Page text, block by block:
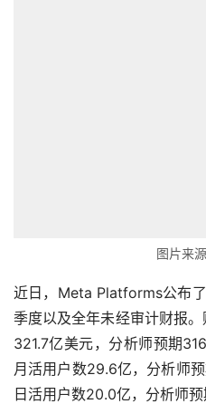
图片来
近日，Meta Platforms公布
季度以及全年未经审计财报
321.7亿美元，分析师预期
月活用户数29.6亿，分析师
日活用户数20.0亿，分析师预